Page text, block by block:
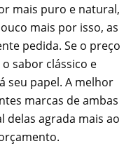
mais puro e natural,
mais por isso, as
pedida. Se o preço
sabor clássico e
seu papel. A melhor
marcas de ambas
delas agrada mais ao